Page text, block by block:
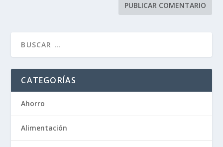
CATEGORÍAS
Ahorro
Alimentación